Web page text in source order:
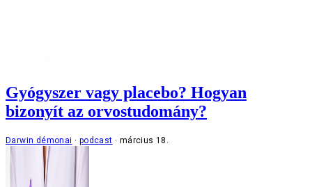
Gyógyszer vagy placebo? Hogyan
bizonyít az orvostudomány?
Darwin démonai podcast március 18.